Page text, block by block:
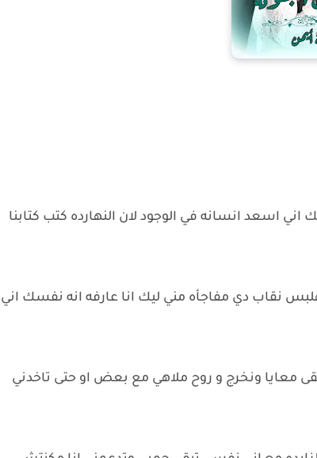
اسعد انسانه في الوجود لان النهارده كتب كتابنا
نقاب دي مفاجأه مني ليك انا عارفه انه نفسك اني
معايا ونخرج و روح ملاهي مع بعض او حتى تاخدني